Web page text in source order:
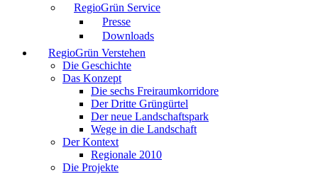
RegioGrün Service
Presse
Downloads
RegioGrün Verstehen
Die Geschichte
Das Konzept
Die sechs Freiraumkorridore
Der Dritte Grüngürtel
Der neue Landschaftspark
Wege in die Landschaft
Der Kontext
Regionale 2010
Die Projekte